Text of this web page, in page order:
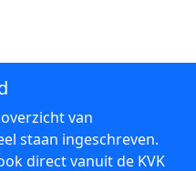
van
staan ingeschreven.
direct vanuit de KVK